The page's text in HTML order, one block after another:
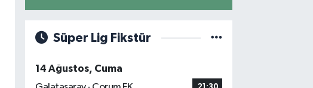
Süper Lig Fikstür
14 Ağustos, Cuma